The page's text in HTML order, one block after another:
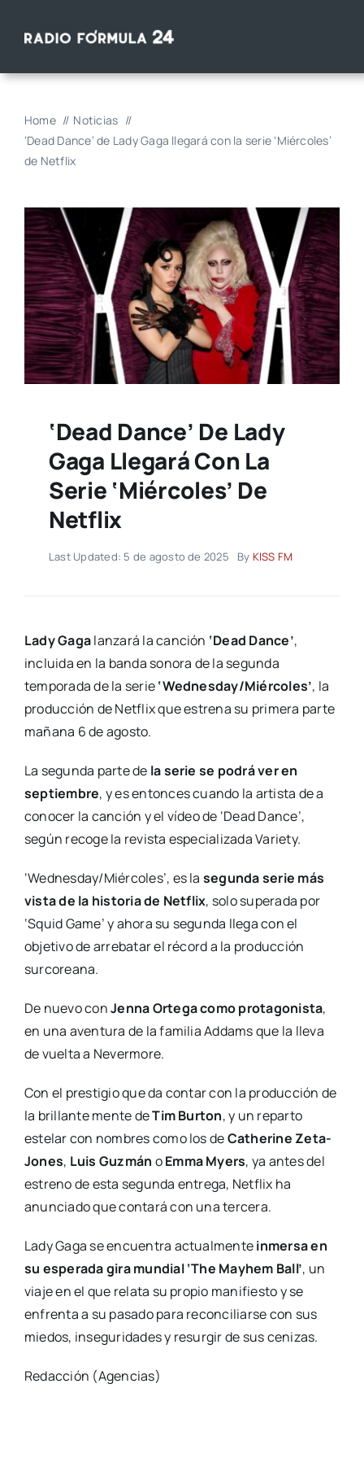
Home
Noticias
‘Dead Dance’ de Lady Gaga llegará con la serie ‘Miércoles’
de Netflix
‘Dead Dance’ De Lady
Gaga Llegará Con La
Serie ‘Miércoles’ De
Netflix
Last Updated: 5 de agosto de 2025 By KISS FM
Lady Gagalanzará la canción ‘Dead Dance’,
incluida en la banda sonora de la segunda
temporada de la serie‘Wednesday/Miércoles’, la
producción de Netflix que estrena su primera parte
mañana 6 de agosto.
La segunda parte de la serie se podrá ver en
septiembre, y es entonces cuando la artista de a
conocer la canción y el vídeo de ‘Dead Dance’,
según recoge la revista especializada Variety.
‘Wednesday/Miércoles’, es la segunda serie más
vista de la historia de Netflix, solo superada por
‘Squid Game’ y ahora su segunda llega con el
objetivo de arrebatar el récord a la producción
surcoreana.
De nuevo conJenna Ortega como protagonista,
en una aventura de la familia Addams que la lleva
de vuelta a Nevermore.
Con el prestigio que da contar con la producción de
la brillante mente deTim Burton, y un reparto
estelar con nombres como los deCatherine Zeta-
Jones, Luis Guzmán oEmma Myers, ya antes del
estreno de esta segunda entrega, Netflix ha
anunciado que contará con una tercera.
Lady Gaga se encuentra actualmenteinmersa en
su esperada gira mundial ‘The Mayhem Ball’, un
viaje en el que relata su propio manifiesto y se
enfrenta a su pasado para reconciliarse con sus
miedos, inseguridades y resurgir de sus cenizas.
Redacción (Agencias)